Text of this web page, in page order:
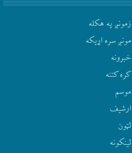
زمونږ په هکله
مونږ سره اړيکه
‫خبرونه
کره کتنه
موسم
ارشيف
لټون
لينکونه